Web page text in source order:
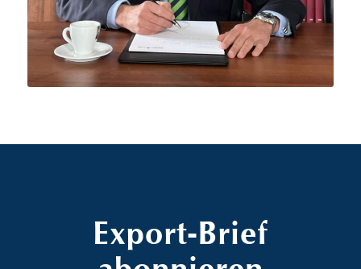
Export-Brief